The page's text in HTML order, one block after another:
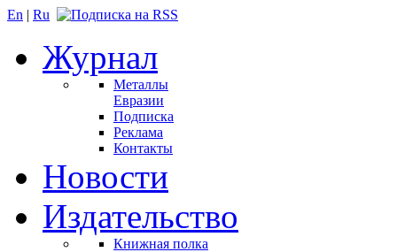
En | Ru
Журнал
Металлы
Евразии
Подписка
Реклама
Контакты
Новости
Издательство
Книжная полка